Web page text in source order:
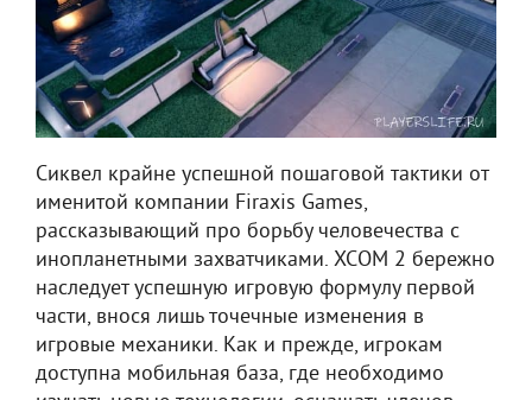
Сиквел крайне успешной пошаговой тактики от
именитой компании Firaxis Games,
рассказывающий про борьбу человечества с
инопланетными захватчиками. XCOM 2 бережно
наследует успешную игровую формулу первой
части, внося лишь точечные изменения в
игровые механики. Как и прежде, игрокам
доступна мобильная база, где необходимо